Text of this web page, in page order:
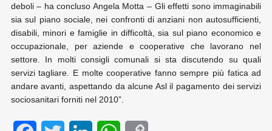
deboli – ha concluso Angela Motta – Gli effetti sono immaginabili
sia sul piano sociale, nei confronti di anziani non autosufficienti,
disabili, minori e famiglie in difficoltà, sia sul piano economico e
occupazionale, per aziende e cooperative che lavorano nel
settore. In molti consigli comunali si sta discutendo su quali
servizi tagliare. E molte cooperative fanno sempre più fatica ad
andare avanti, aspettando da alcune Asl il pagamento dei servizi
sociosanitari forniti nel 2010”.